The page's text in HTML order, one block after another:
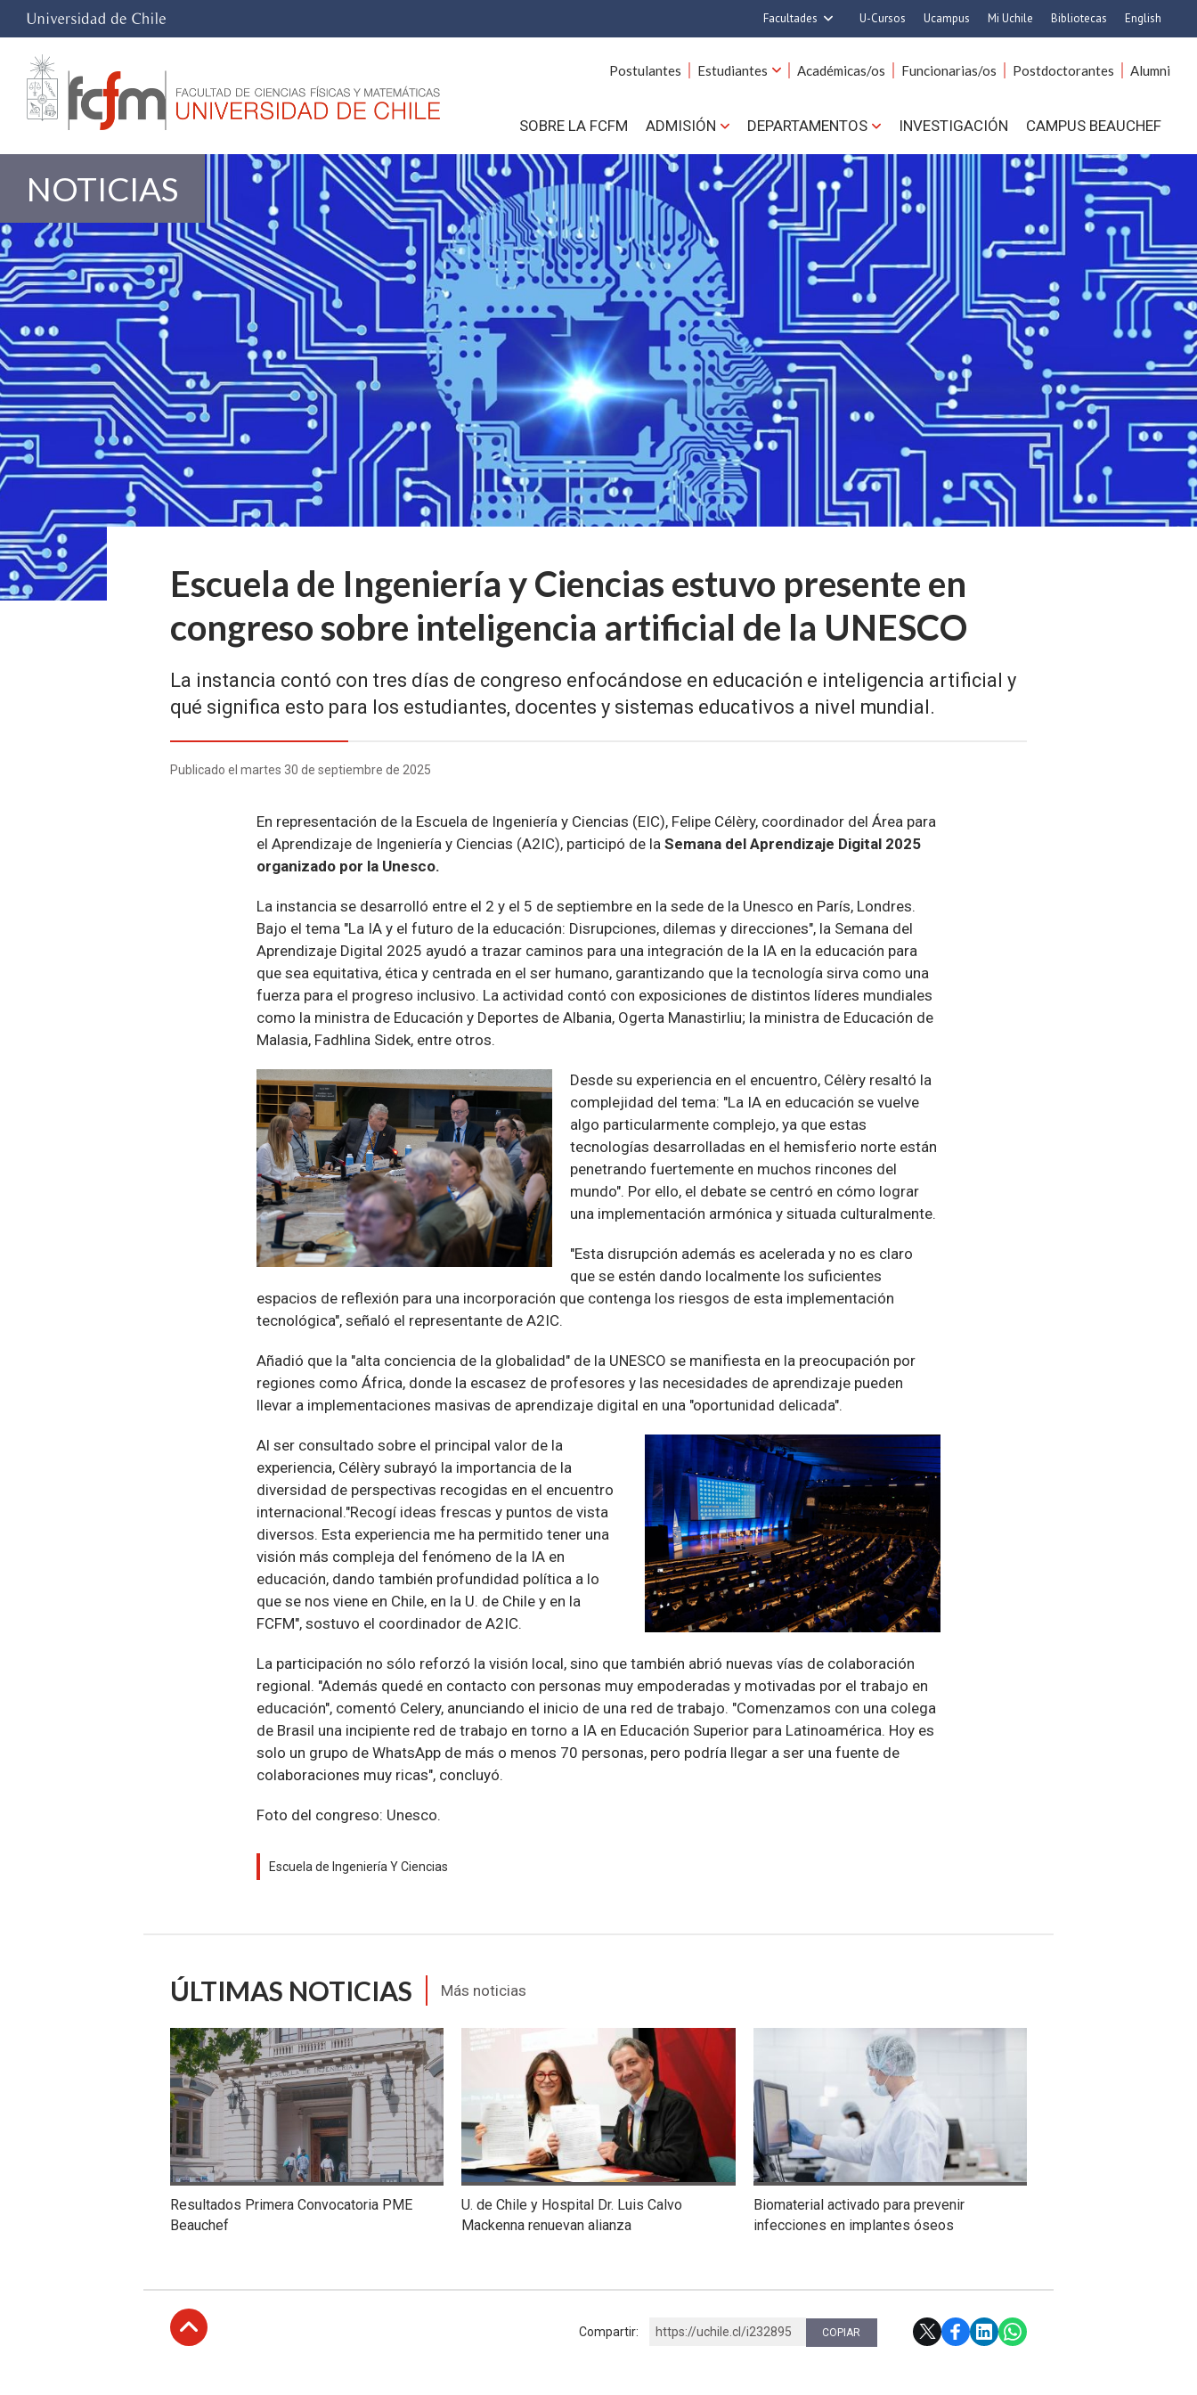
Facultades
Ciencias
Cs. Agronómicas
Cs. Veterinarias y Pecuarias
Comunicación e Imagen
Derecho
Economía y Negocios
Filosofía y Humanidades
Gobierno
Medicina
Odontología
Estudios Avanzados en Educación
Estudios Internacionales
Nutrición y Tecnología de
Alimentos
Bachillerato
Hospital Clínico
U-Cursos Ucampus Mi Uchile Bibliotecas English
Postulantes Estudiantes Académicas/os Funcionarias/os Postdoctorantes Alumni
SOBRE LA FCFM ADMISIÓN DEPARTAMENTOS INVESTIGACIÓN CAMPUS BEAUCHEF
NOTICIAS
Escuela de Ingeniería y Ciencias estuvo presente en
congreso sobre inteligencia artificial de la UNESCO
La instancia contó con tres días de congreso enfocándose en educación e inteligencia artificial y
qué significa esto para los estudiantes, docentes y sistemas educativos a nivel mundial.
Publicado el martes 30 de septiembre de 2025
En representación de la Escuela de Ingeniería y Ciencias (EIC), Felipe Célèry, coordinador del Área para
el Aprendizaje de Ingeniería y Ciencias (A2IC), participó de la Semana del Aprendizaje Digital 2025
organizado por la Unesco.
La instancia se desarrolló entre el 2 y el 5 de septiembre en la sede de la Unesco en París, Londres.
Bajo el tema "La IA y el futuro de la educación: Disrupciones, dilemas y direcciones", la Semana del
Aprendizaje Digital 2025 ayudó a trazar caminos para una integración de la IA en la educación para
que sea equitativa, ética y centrada en el ser humano, garantizando que la tecnología sirva como una
fuerza para el progreso inclusivo. La actividad contó con exposiciones de distintos líderes mundiales
como la ministra de Educación y Deportes de Albania, Ogerta Manastirliu; la ministra de Educación de
Malasia, Fadhlina Sidek, entre otros.
Desde su experiencia en el encuentro, Célèry resaltó la
complejidad del tema: "La IA en educación se vuelve
algo particularmente complejo, ya que estas
tecnologías desarrolladas en el hemisferio norte están
penetrando fuertemente en muchos rincones del
mundo". Por ello, el debate se centró en cómo lograr
una implementación armónica y situada culturalmente.
"Esta disrupción además es acelerada y no es claro
que se estén dando localmente los suficientes
espacios de reflexión para una incorporación que contenga los riesgos de esta implementación
tecnológica", señaló el representante de A2IC.
Añadió que la "alta conciencia de la globalidad" de la UNESCO se manifiesta en la preocupación por
regiones como África, donde la escasez de profesores y las necesidades de aprendizaje pueden
llevar a implementaciones masivas de aprendizaje digital en una "oportunidad delicada".
Al ser consultado sobre el principal valor de la
experiencia, Célèry subrayó la importancia de la
diversidad de perspectivas recogidas en el encuentro
internacional."Recogí ideas frescas y puntos de vista
diversos. Esta experiencia me ha permitido tener una
visión más compleja del fenómeno de la IA en
educación, dando también profundidad política a lo
que se nos viene en Chile, en la U. de Chile y en la
FCFM", sostuvo el coordinador de A2IC.
La participación no sólo reforzó la visión local, sino que también abrió nuevas vías de colaboración
regional. "Además quedé en contacto con personas muy empoderadas y motivadas por el trabajo en
educación", comentó Celery, anunciando el inicio de una red de trabajo. "Comenzamos con una colega
de Brasil una incipiente red de trabajo en torno a IA en Educación Superior para Latinoamérica. Hoy es
solo un grupo de WhatsApp de más o menos 70 personas, pero podría llegar a ser una fuente de
colaboraciones muy ricas", concluyó.
Foto del congreso: Unesco.
Escuela de Ingeniería Y Ciencias
ÚLTIMAS NOTICIAS Más noticias
Resultados Primera Convocatoria PME
Beauchef
U. de Chile y Hospital Dr. Luis Calvo
Mackenna renuevan alianza
Biomaterial activado para prevenir
infecciones en implantes óseos
Compartir: https://uchile.cl/i232895 COPIAR